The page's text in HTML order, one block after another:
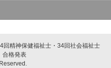
回精神保健福祉士・34回社会福祉士
格発表